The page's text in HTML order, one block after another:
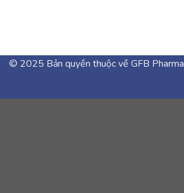
© 2025 Bản quyền thuộc về GFB Pharma